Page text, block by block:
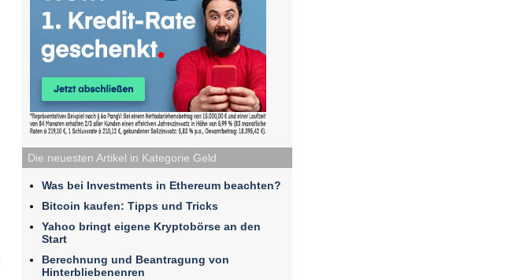
Die neuesten Artikel in Kategorie Geld
Was bei Investments in Ethereum beachten?
Bitcoin kaufen: Tipps und Tricks
Yahoo bringt eigene Kryptobörse an den
Start
Berechnung und Beantragung von
Hinterbliebenenren